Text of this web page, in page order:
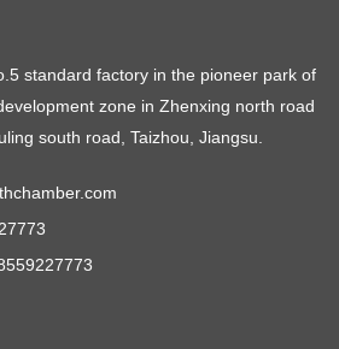
standard factory in the pioneer park of
zone in Zhenxing north road
south road, Taizhou, Jiangsu.